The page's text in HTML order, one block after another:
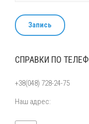
Запись
СПРАВКИ ПО
+38(048) 728-24-75
Наш адрес: